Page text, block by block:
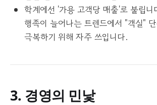
학계에선 '가용 고객당 매출'로 불립
행족이 늘어나는 트렌드에서 "객실"
극복하기 위해 자주 쓰입니다.
3. 경영의 민낯